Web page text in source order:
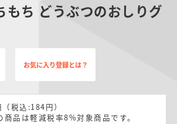
もち どうぶつのおしりグ
お気に入り登録とは？
税込:184円）
品は軽減税率8%対象商品です。